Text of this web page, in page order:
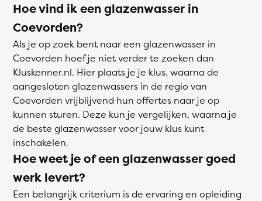
Hoe vind ik een glazenwasser in
Coevorden?
Als je op zoek bent naar een glazenwasser in
Coevorden hoef je niet verder te zoeken dan
Kluskenner.nl. Hier plaats je je klus, waarna de
aangesloten glazenwassers in de regio van
Coevorden vrijblijvend hun offertes naar je op
kunnen sturen. Deze kun je vergelijken, waarna je
de beste glazenwasser voor jouw klus kunt
inschakelen.
Hoe weet je of een glazenwasser goed
werk levert?
Een belangrijk criterium is de ervaring en opleiding